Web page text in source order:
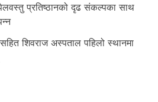
प्रतिष्ठानको दृढ संकल्पका साथ
शिवराज अस्पताल पहिलो स्थानमा